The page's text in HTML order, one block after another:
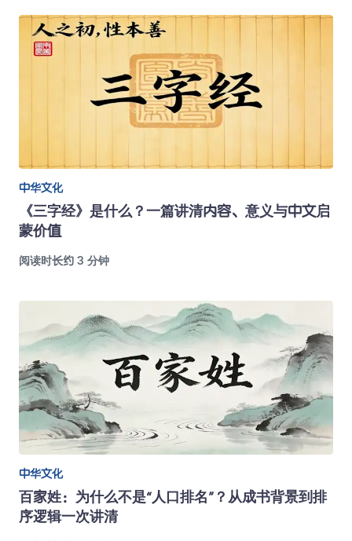
中华文化
《三字经》是什么？一篇讲清内容、意义与中文启
蒙价值
阅读时长约 3 分钟
中华文化
百家姓：为什么不是“人口排名”？从成书背景到排
序逻辑一次讲清